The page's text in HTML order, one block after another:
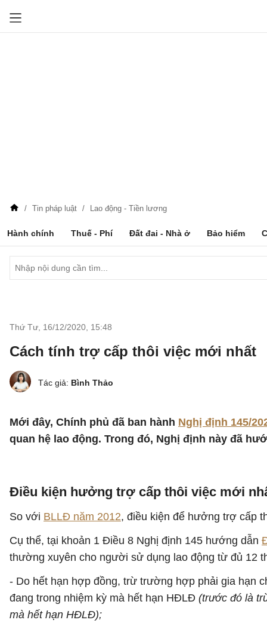
Tin pháp luật Lao động - Tiền lương
Hành chính Thuế - Phí Đất đai - Nhà ở Bảo hiểm
Thứ Tư, 16/12/2020 15:48
Cách tính trợ cấp thôi việc mới nhất
Tác giả: Bình Thảo
Mới đây, Chính phủ đã ban hành Nghị định 145/
quan hệ lao động. Trong đó, Nghị định này đã
Điều kiện hưởng trợ cấp thôi việc mới
So với BLLĐ năm 2012, điều kiện để hưởng trợ cấp
Cụ thể, tại khoản 1 Điều 8 Nghị định 145 hướng dẫn
thường xuyên cho người sử dụng lao động từ đủ 12
- Do hết hạn hợp đồng, trừ trường hợp phải gia hạn
đang trong nhiệm kỳ mà hết hạn HĐLĐ (trước đó là
mà hết hạn HĐLĐ);